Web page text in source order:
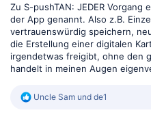
Zu S-pushTAN: JEDER
der App genannt. Also z.B.
vertrauenswürdig speichern,
die Erstellung einer digitalen
irgendetwas freigibt, ohne den
handelt in meinen Augen
R
Uncle Sam und de1